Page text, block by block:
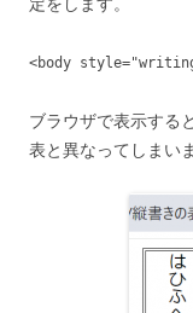
<body
ブラウザで表示する
表と異なってしまいま